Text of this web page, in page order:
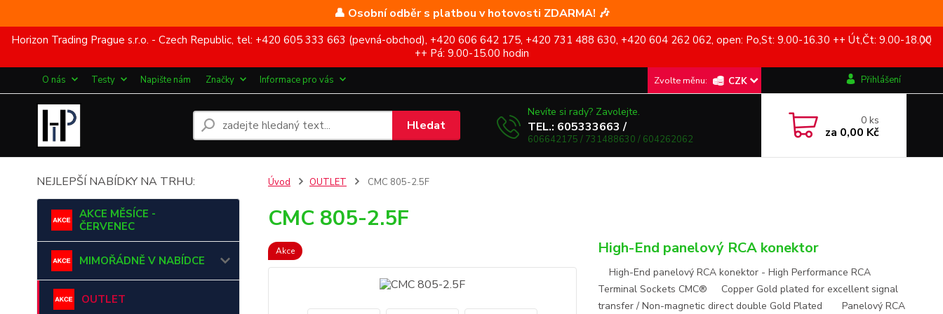
👤 Osobní odběr s platbou v hotovosti ZDARMA! 🎶
Horizon Trading Prague s.r.o. - Czech Republic, tel: +420 605 333 663 (pevná-obchod), +420 606 642 175, +420 731 488 630, +420 604 262 062, open: Po,St: 9.00-16.30 ++ Út,Čt: 9.00-18.00
++ Pá: 9.00-15.00 hodin
O nás Testy Napište nám Značky Informace pro vás CZK Přihlášení
Hledat
Nevíte si rady? Zavolejte.
TEL.: 605333663 /
606642175 / 731488630 / 604262062
0ks
za 0,00 Kč
NEJLEPŠÍ NABÍDKY NA TRHU:
AKCE MĚSÍCE -
ČERVENEC
MIMOŘÁDNĚ V NABÍDCE
OUTLET
Úvod OUTLET CMC 805-2.5F
CMC 805-2.5F
Akce High-End panelový RCA konektor
High-End panelový RCA konektor - High Performance RCA
Terminal Sockets CMC® Copper Gold plated for excellent signal
transfer / Non-magnetic direct double Gold Plated Panelový RCA